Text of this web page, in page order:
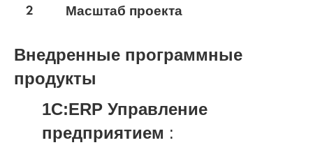
2 Масштаб проекта
Внедренные программные
продукты
1С:ERP Управление
предприятием :